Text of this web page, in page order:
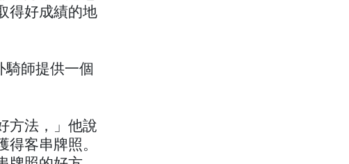
得好成績的地
騎師提供一個
方法，」他說
客串牌照。